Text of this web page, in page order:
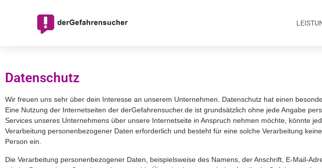
Datenschutz
Wir freuen uns sehr über dein Interesse an unserem Unternehmen. Datenschutz hat einen
Eine Nutzung der Internetseiten der derGefahrensucher.de ist grundsätzlich ohne jede Angabe
Services unseres Unternehmens über unsere Internetseite in Anspruch nehmen möchte, könnte
Verarbeitung personenbezogener Daten erforderlich und besteht für eine solche Verarbeitung
Person ein.
Die Verarbeitung personenbezogener Daten, beispielsweise des Namens, der Anschrift, E-Mail-